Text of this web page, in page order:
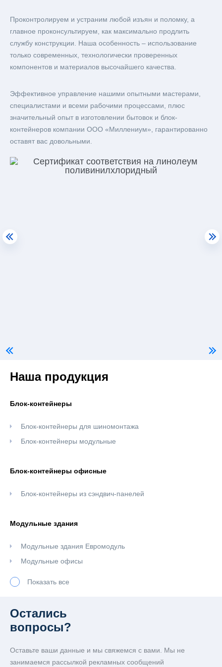
Проконтролируем и устраним любой изъян и поломку, а
главное проконсультируем, как максимально продлить
службу конструкции. Наша особенность – использование
только современных, технологически проверенных
компонентов и материалов высочайшего качества.
Эффективное управление нашими опытными мастерами,
специалистами и всеми рабочими процессами, плюс
значительный опыт в изготовлении бытовок и блок-
контейнеров компании ООО «Миллениум», гарантированно
оставят вас довольными.
Наша продукция
Блок-контейнеры
Блок-контейнеры для шиномонтажа
Блок-контейнеры модульные
Блок-контейнеры офисные
Блок-контейнеры из сэндвич-панелей
Модульные здания
Модульные здания Евромодуль
Модульные офисы
Сантехнические блок-контейнеры под туалет
Показать все
Остались
вопросы?
Оставьте ваши данные и мы свяжемся с вами. Мы не
занимаемся рассылкой рекламных сообщений